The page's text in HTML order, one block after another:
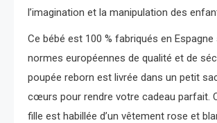
l’imagination et la manipulation des
Ce bébé est 100 % fabriqués en Espagne
normes européennes de qualité et de
poupée reborn est livrée dans un petit
cœurs pour rendre votre cadeau parfait.
fille est habillée d’un vêtement rose et